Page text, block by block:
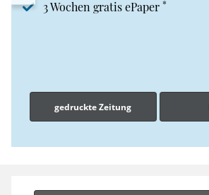
3 Wochen gratis ePaper *
gedruckte Zeitung